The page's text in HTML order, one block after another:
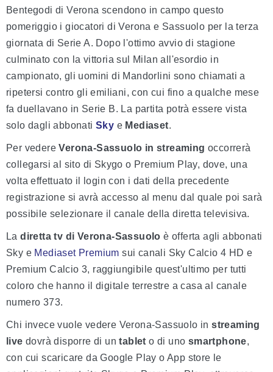
Bentegodi di Verona scendono in campo questo
pomeriggio i giocatori di Verona e Sassuolo per la terza
giornata di Serie A. Dopo l'ottimo avvio di stagione
culminato con la vittoria sul Milan all'esordio in
campionato, gli uomini di Mandorlini sono chiamati a
ripetersi contro gli emiliani, con cui fino a qualche mese
fa duellavano in Serie B. La partita potrà essere vista
solo dagli abbonati Sky e Mediaset.
Per vedereVerona-Sassuolo in streaming occorrerà
collegarsi al sito di Skygo o Premium Play, dove, una
volta effettuato il login con i dati della precedente
registrazione si avrà accesso al menu dal quale poi sarà
possibile selezionare il canale della diretta televisiva.
Ladiretta tv di Verona-Sassuolo è offerta agli abbonati
Sky e Mediaset Premium sui canali Sky Calcio 4 HD e
Premium Calcio 3, raggiungibile quest'ultimo per tutti
coloro che hanno il digitale terrestre a casa al canale
numero 373.
Chi invece vuole vedere Verona-Sassuolo instreaming
live dovrà disporre di untablet o di uno smartphone,
con cui scaricare da Google Play o App store le